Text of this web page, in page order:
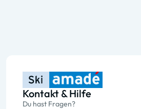
Kontakt & Hilfe
Du hast Fragen?